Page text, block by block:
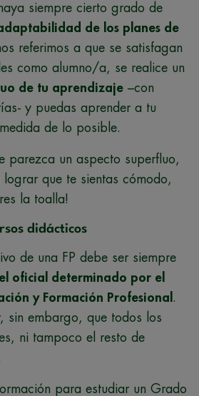
siempre cierto grado de
de los planes de
referimos a que se satisfagan
como alumno/a, se realice un
de tu aprendizaje –con
y puedas aprender a tu
de lo posible.
parezca un aspecto superfluo,
lograr que te sientas cómodo,
la toalla!
didácticos
de una FP debe ser siempre
el oficial determinado por el
y Formación Profesional .
sin embargo, que todos los
ni tampoco el resto de
para estudiar un Grado